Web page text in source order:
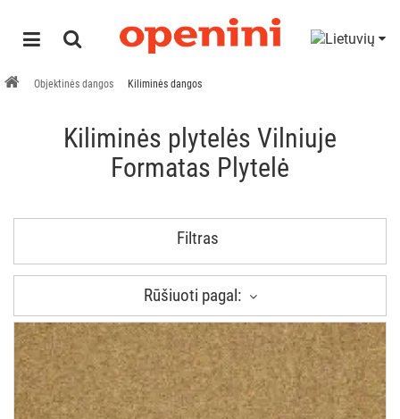
Objektinės dangos Kiliminės dangos
Kiliminės plytelės Vilniuje
Formatas Plytelė
Filtras
Rūšiuoti pagal: